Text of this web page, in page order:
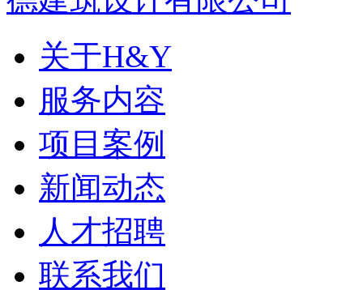
关于H&Y
服务内容
项目案例
新闻动态
人才招聘
联系我们